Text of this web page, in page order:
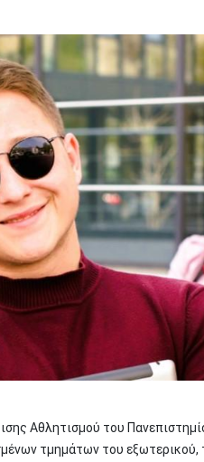
Αθλητισμού του
τμημάτων του εξωτερικού,